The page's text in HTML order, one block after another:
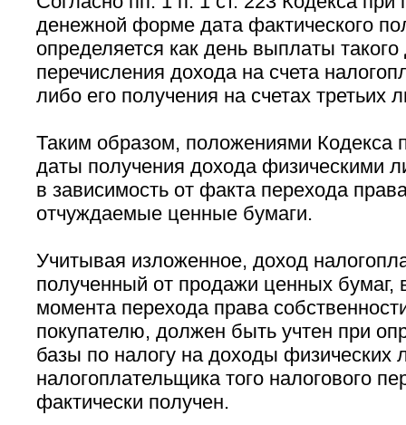
денежной форме дата фактического
определяется как день выплаты
перечисления дохода на счета
либо его получения на счетах третьих
Таким образом, положениями Кодекса
даты получения дохода физическими
в зависимость от факта перехода
отчуждаемые ценные бумаги.
Учитывая изложенное, доход
полученный от продажи ценных бумаг,
момента перехода права
покупателю, должен быть учтен при
базы по налогу на доходы физических
налогоплательщика того налогового
фактически получен.